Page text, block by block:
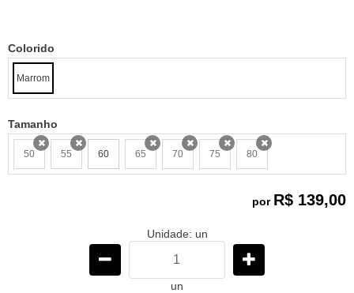
Colorido
Marrom
Tamanho
50x 55x 60 65x 70x 75x 80x
por R$ 139,00
Unidade: un
un